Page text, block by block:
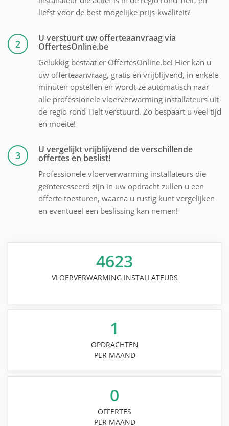
liefst voor de best mogelijke prijs-kwaliteit?
2 U verstuurt uw offerteaanvraag via
OffertesOnline.be
Gelukkig bestaat er OffertesOnline.be! Hier kan u
uw offerteaanvraag, gratis en vrijblijvend, in enkele
minuten opstellen en wordt ze automatisch naar
alle professionele vloerverwarming installateurs uit
de regio rond Tielt verstuurd. Zo bespaart u veel tijd
en moeite!
3 U vergelijkt vrijblijvend de verschillende
offertes en beslist!
Professionele vloerverwarming installateurs die
geïnteresseerd zijn in uw opdracht zullen u een
offerte toesturen, waarna u rustig kunt vergelijken
en eventueel een beslissing kan nemen!
4623
VLOERVERWARMING INSTALLATEURS
1
OPDRACHTEN
PER MAAND
0
OFFERTES
PER MAAND